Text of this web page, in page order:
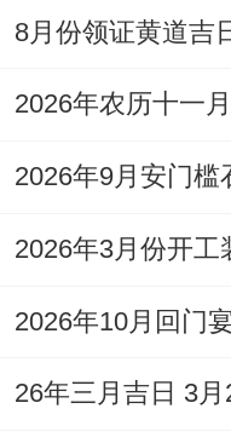
较为祥与;适合为
日期:2026年6月
说句心里话,日宜
开光，出行、解
26年三月吉日 3月